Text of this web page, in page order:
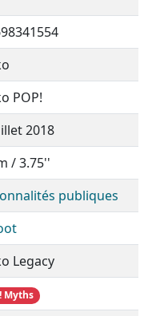
POP!
2018
/ 3.75''
publiques
Legacy
Myths